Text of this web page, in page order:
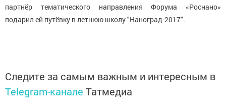
партнёр тематического направления Форума «Роснано»
подарил ей путёвку в летнюю школу "Наноград-2017".
Следите за самым важным и интересным в
Telegram-канале Татмедиа